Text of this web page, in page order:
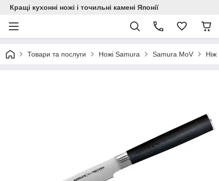
Кращі кухонні ножі і точильні камені Японії
Товари та послуги Ножі Samura Samura MoV Ніж